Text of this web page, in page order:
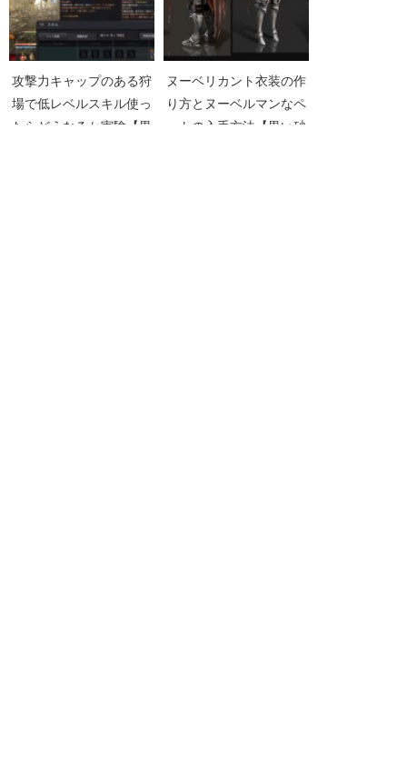
攻撃力キャップのある狩
場で低レベルスキル使っ
たらどうなるか実験【黒
ヌーベリカント衣装の作
り方とヌーベルマンなペ
ットの入手方法【黒い砂